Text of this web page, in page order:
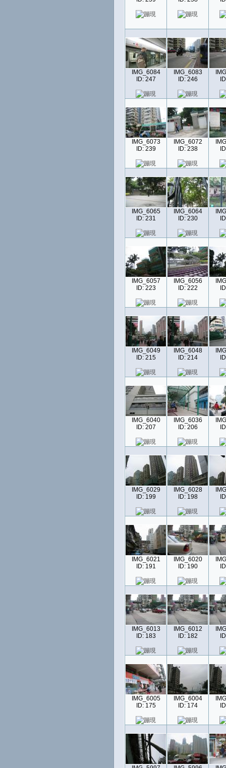
IMG_6084
ID: 247
IMG_6083
ID: 246
IMG_6073
ID: 239
IMG_6072
ID: 238
IMG_6065
ID: 231
IMG_6064
ID: 230
IMG_6057
ID: 223
IMG_6056
ID: 222
IMG_6049
ID: 215
IMG_6048
ID: 214
IMG_6040
ID: 207
IMG_6036
ID: 206
IMG_6029
ID: 199
IMG_6028
ID: 198
IMG_6021
ID: 191
IMG_6020
ID: 190
IMG_6013
ID: 183
IMG_6012
ID: 182
IMG_6005
ID: 175
IMG_6004
ID: 174